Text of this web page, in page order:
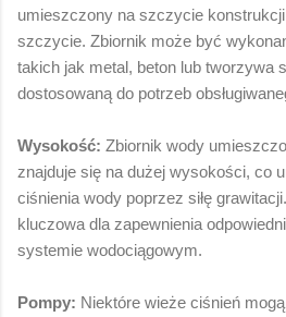
umieszczony na szczycie
szczycie. Zbiornik może być
takich jak metal, beton lub tworzywa
dostosowaną do potrzeb
Wysokość: Zbiornik wody
znajduje się na dużej wysokości, co
ciśnienia wody poprzez siłę
kluczowa dla zapewnienia
systemie wodociągowym.
Pompy: Niektóre wieże ciśnień